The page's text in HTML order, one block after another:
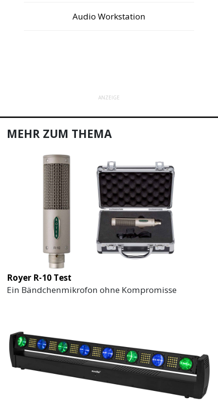
Audio Workstation
ANZEIGE
MEHR ZUM THEMA
Royer R-10 Test
Ein Bändchenmikrofon ohne Kompromisse